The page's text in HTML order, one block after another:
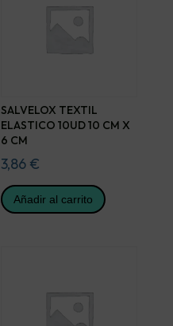
SALVELOX TEXTIL
ELASTICO 10UD 10 CM X
6 CM
3,86 €
Añadir al carrito